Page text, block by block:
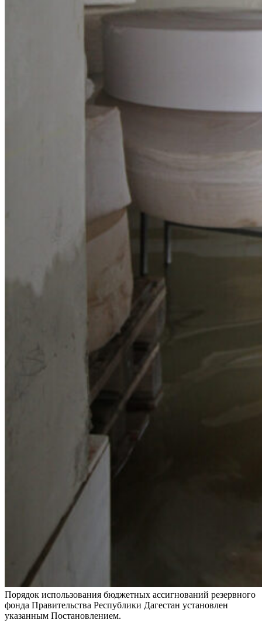
Порядок использования бюджетных ассигнований резервного
фонда Правительства Республики Дагестан установлен
указанным Постановлением.